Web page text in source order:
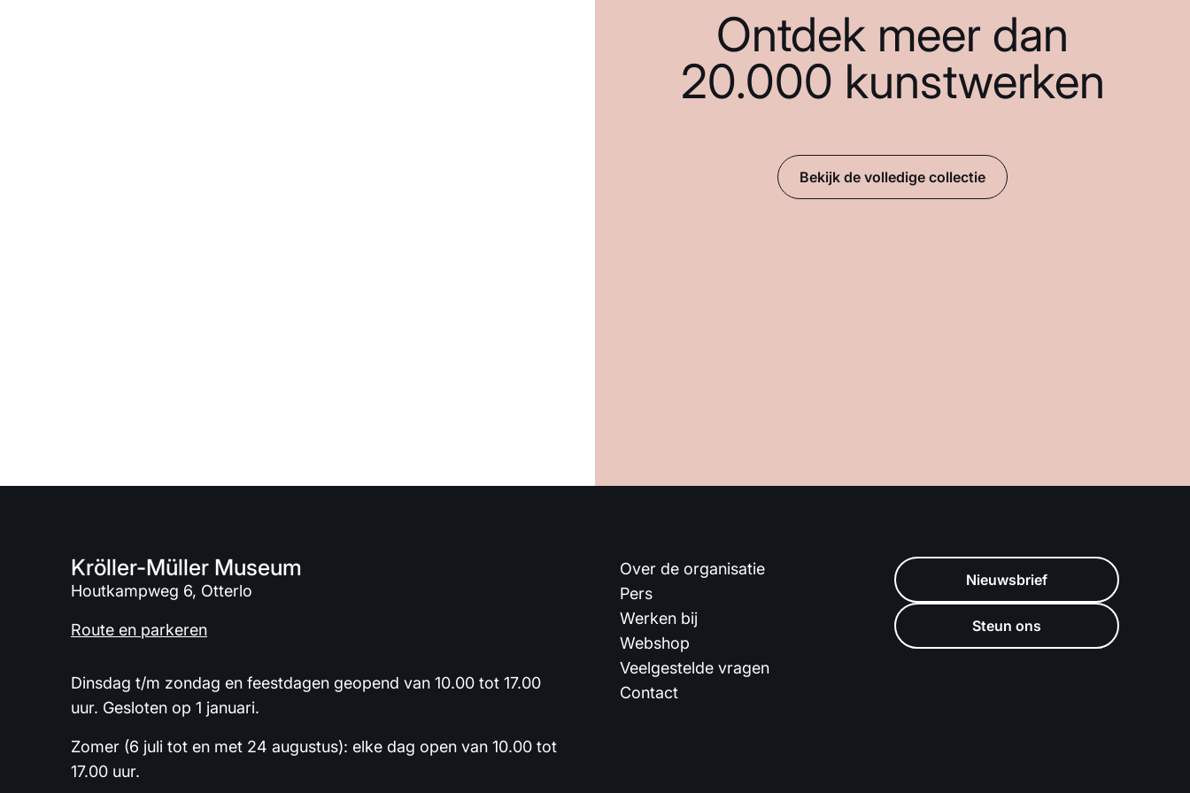
Ontdek meer dan
20.000 kunstwerken
Bekijk de volledige collectie
Kröller-Müller Museum
Houtkampweg 6, Otterlo
Route en parkeren
Dinsdag t/m zondag en feestdagen geopend van 10.00 tot 17.00
uur. Gesloten op 1 januari.
Zomer (6 juli tot en met 24 augustus): elke dag open van 10.00 tot
17.00 uur.
Over de organisatie
Pers
Werken bij
Webshop
Veelgestelde vragen
Contact
Nieuwsbrief
Steun ons